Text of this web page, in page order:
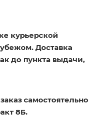
курьерской
Доставка
до пункта выдачи,
самостоятельно
8Б.